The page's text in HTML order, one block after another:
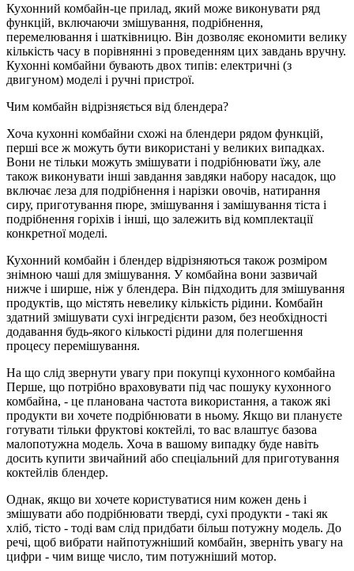
Кухонний комбайн-це прилад, який може виконувати ряд
функцій, включаючи змішування, подрібнення,
перемелювання і шатківницю. Він дозволяє економити велику
кількість часу в порівнянні з проведенням цих завдань вручну.
Кухонні комбайни бувають двох типів: електричні (з
двигуном) моделі і ручні пристрої.
Чим комбайн відрізняється від блендера?
Хоча кухонні комбайни схожі на блендери рядом функцій,
перші все ж можуть бути використані у великих випадках.
Вони не тільки можуть змішувати і подрібнювати їжу, але
також виконувати інші завдання завдяки набору насадок, що
включає леза для подрібнення і нарізки овочів, натирання
сиру, приготування пюре, змішування і замішування тіста і
подрібнення горіхів і інші, що залежить від комплектації
конкретної моделі.
Кухонний комбайн і блендер відрізняються також розміром
знімною чаші для змішування. У комбайна вони зазвичай
нижче і ширше, ніж у блендера. Він підходить для змішування
продуктів, що містять невелику кількість рідини. Комбайн
здатний змішувати сухі інгредієнти разом, без необхідності
додавання будь-якого кількості рідини для полегшення
процесу перемішування.
На що слід звернути увагу при покупці кухонного комбайна
Перше, що потрібно враховувати під час пошуку кухонного
комбайна, - це планована частота використання, а також які
продукти ви хочете подрібнювати в ньому. Якщо ви плануєте
готувати тільки фруктові коктейлі, то вас влаштує базова
малопотужна модель. Хоча в вашому випадку буде навіть
досить купити звичайний або спеціальний для приготування
коктейлів блендер.
Однак, якщо ви хочете користуватися ним кожен день і
змішувати або подрібнювати тверді, сухі продукти - такі як
хліб, тісто - тоді вам слід придбати більш потужну модель. До
речі, щоб вибрати найпотужніший комбайн, зверніть увагу на
цифри - чим вище число, тим потужніший мотор.